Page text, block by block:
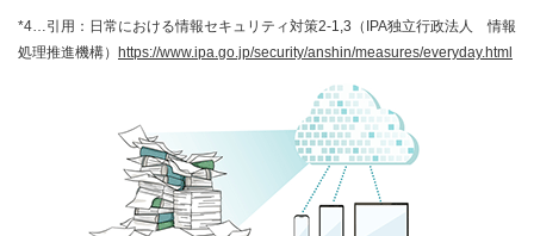
*4…引用：日常における情報セキュリティ対策2-1,3（IPA独立行政法人 情報
処理推進機構） https://www.ipa.go.jp/security/anshin/measures/everyday.html